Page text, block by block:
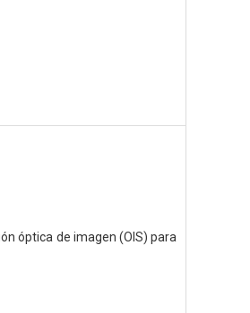
óptica de imagen (OIS) para